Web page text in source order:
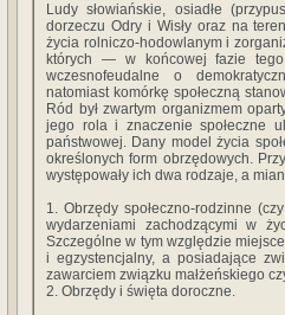
Ludy słowiańskie, osiadłe
dorzeczu Odry i Wisły oraz na
życia rolniczo-hodowlanym i
których — w końcowej fazie
wczesnofeudalne o
natomiast komór­kę społeczną
Ród był zwartym organiz­mem
jego rola i znaczenie społeczne
państwowej. Dany model życia
określonych form obrzędowych.
występowały ich dwa ro­dzaje, a
1. Obrzędy społeczno-rodzinne
wydarze­niami zachodzącymi w
Szczególne w tym względzie
i egzystencjalny, a posiadające
zawarciem związku małżeń­skiego
2. Obrzędy i święta doroczne.